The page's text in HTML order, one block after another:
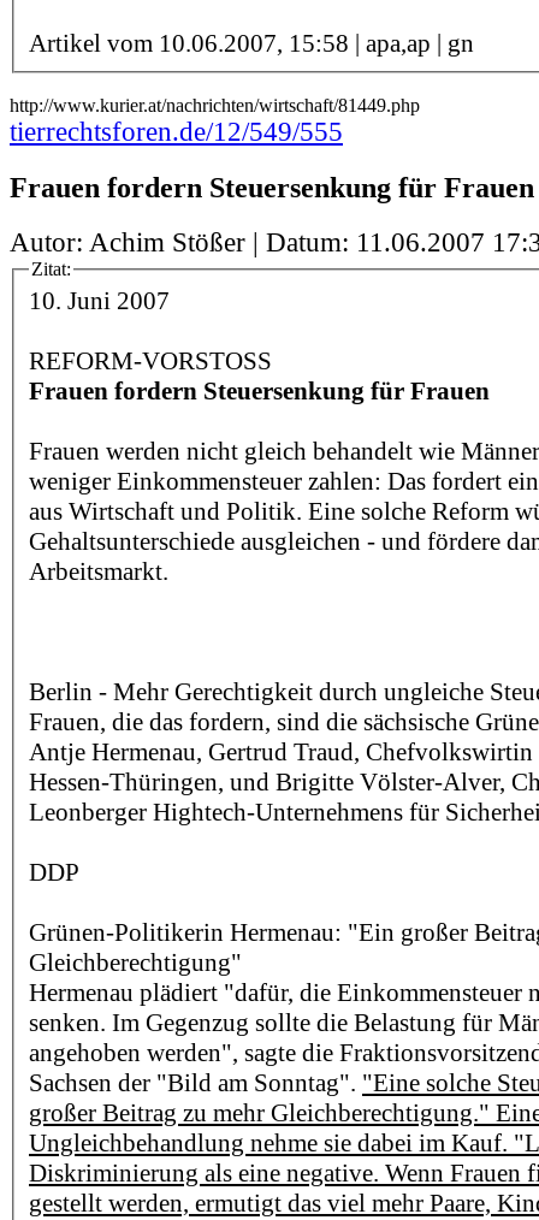
Artikel vom 10.06.2007, 15:58 | apa,ap | gn
http://www.kurier.at/nachrichten/wirtschaft/81449.php
tierrechtsforen.de/12/549/555
Frauen fordern Steuersenkung für Frauen
Autor: Achim Stößer | Datum: 11.06.2007
Zitat:
10. Juni 2007
REFORM-VORSTOSS
Frauen fordern Steuersenkung für Frauen
Frauen werden nicht gleich behandelt wie
weniger Einkommensteuer zahlen: Das fordert
aus Wirtschaft und Politik. Eine solche Reform
Gehaltsunterschiede ausgleichen - und fördere
Arbeitsmarkt.
Berlin - Mehr Gerechtigkeit durch ungleiche
Frauen, die das fordern, sind die sächsische
Antje Hermenau, Gertrud Traud, Chefvolkswirtin
Hessen-Thüringen, und Brigitte Völster-Alver,
Leonberger Hightech-Unternehmens für
DDP
Grünen-Politikerin Hermenau: "Ein großer
Gleichberechtigung"
Hermenau plädiert "dafür, die Einkommensteuer
senken. Im Gegenzug sollte die Belastung für
angehoben werden", sagte die
Sachsen der "Bild am Sonntag". "Eine solche
großer Beitrag zu mehr Gleichberechtigung."
Ungleichbehandlung nehme sie dabei im Kauf.
Diskriminierung als eine negative. Wenn Frauen
gestellt werden, ermutigt das viel mehr Paare,